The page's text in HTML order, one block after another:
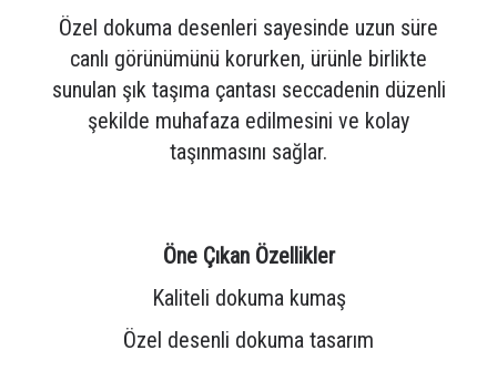
Özel dokuma desenleri sayesinde uzun süre
canlı görünümünü korurken, ürünle birlikte
sunulan şık taşıma çantası seccadenin düzenli
şekilde muhafaza edilmesini ve kolay
taşınmasını sağlar.
Öne Çıkan Özellikler
Kaliteli dokuma kumaş
Özel desenli dokuma tasarım